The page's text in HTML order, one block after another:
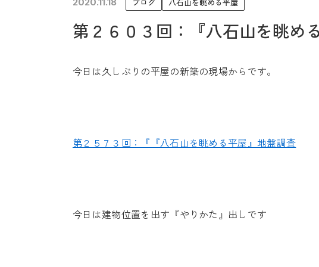
未来に住み継ぐ平屋
第２６０３回：『八石山を眺め
今日は久しぶりの平屋の新築の現場からです。
第２５７３回：『『八石山を眺める平屋』地盤調査
今日は建物位置を出す『やりかた』出しです